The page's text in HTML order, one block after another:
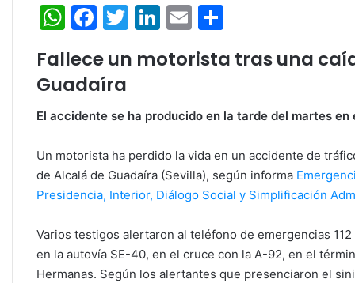
W
at
s
A
p
p
F
c
e
b
o
o
k
T
itt
Li
k
dI
n
E
ai m
ar
Fallece un motorista tras una
Guadaíra
El accidente se ha producido en la tarde del martes
Un motorista ha perdido la vida en un accidente de
de Alcalá de Guadaíra (Sevilla), según informa
Presidencia, Interior, Diálogo Social y Simplificación
Varios testigos alertaron al teléfono de emergencias
en la autovía SE-40, en el cruce con la A-92, en el
Hermanas. Según los alertantes que presenciaron el